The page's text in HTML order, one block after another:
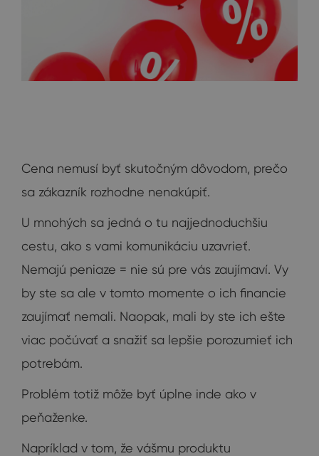
Cena nemusí byť skutočným dôvodom, prečo
sa zákazník rozhodne nenakúpiť.
U mnohých sa jedná o tu najjednoduchšiu
cestu, ako s vami komunikáciu uzavrieť.
Nemajú peniaze = nie sú pre vás zaujímaví. Vy
by ste sa ale v tomto momente o ich financie
zaujímať nemali. Naopak, mali by ste ich ešte
viac počúvať a snažiť sa lepšie porozumieť ich
potrebám.
Problém totiž môže byť úplne inde ako v
peňaženke.
Napríklad v tom, že vášmu produktu